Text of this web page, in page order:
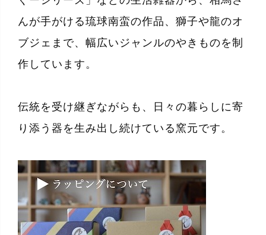
んが手がける琉球南蛮の作品、獅子や龍のオ
ブジェまで、幅広いジャンルのやきものを制
作しています。
伝統を受け継ぎながらも、日々の暮らしに寄
り添う器を生み出し続けている窯元です。